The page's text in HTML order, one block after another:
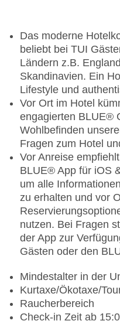
Das moderne
beliebt bei TUI
Ländern z.B.
Skandinavien. Ein
Lifestyle und
Vor Ort im Hotel
engagierten BLUE®
Wohlbefinden
Fragen zum Hotel
Vor Anreise
BLUE® App für iOS
um alle
zu erhalten und vor
nutzen. Bei Fragen
der App zur
Gästen oder den
Mindestalter in der
Kurtaxe/Ökotaxe/
Raucherbereich
Check-in Zeit ab